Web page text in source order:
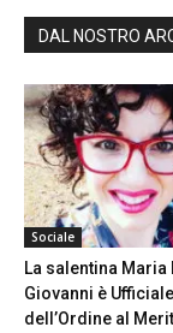
DAL NOSTRO
Sociale
La salentina Maria
Giovanni è Ufficiale
dell’Ordine al